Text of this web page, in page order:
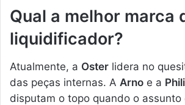
Qual a melhor marca
liquidificador?
Atualmente, a Oster lidera no
das peças internas. A Arno e a
disputam o topo quando o assunto